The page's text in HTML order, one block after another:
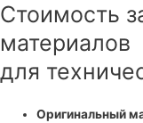
Стоимость
материалов
для
Оригинальный